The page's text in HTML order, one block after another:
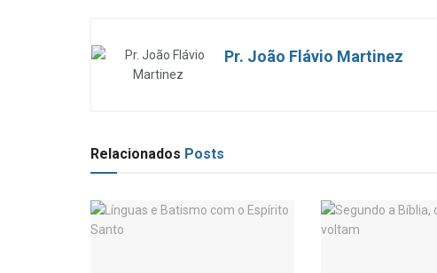
Pr. João Flávio Martinez
Relacionados Posts